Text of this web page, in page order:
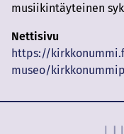
musiikintäyteinen
Nettisivu
https://
museo/